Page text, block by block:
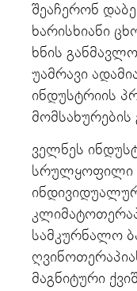
შეაჩერონ
ხარისხიანი
ხნის
უამრავი
ინდუსტრიის
მომსახურების
ველნეს
სრულყოფილი
სამკურნალო
მაგნიტური